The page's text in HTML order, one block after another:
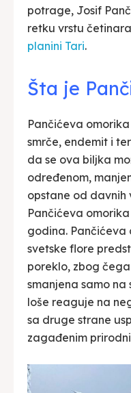
potrage, Josif
retku vrstu
planini Tari.
Šta je
Pančićeva
smrče, endemit i
da se ova biljka
određenom,
opstane od davnih
Pančićeva
godina. Pančićeva
svetske flore
poreklo, zbog
smanjena samo
loše reaguje na
sa druge strane
zagađenim